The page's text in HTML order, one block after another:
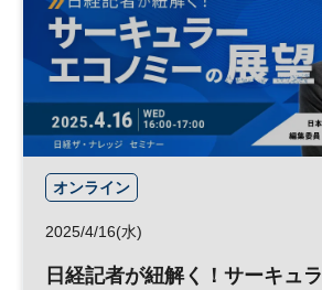
オンライン
2025/4/16(水)
日経記者が紐解く！サーキュ